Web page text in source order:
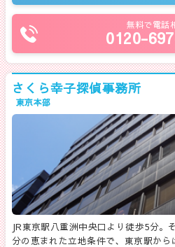
無料で電話
0120-
さくら幸子探偵事務所
東京本部
JR東京駅八重洲中央口より徒歩5分。
分の恵まれた立地条件で、東京駅か